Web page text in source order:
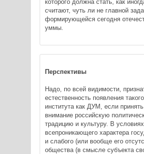
которого должна стать, как
считают, чуть ли не главной
формирующейся сегодня
уммы.
Перспективы
Надо, по всей видимости,
естественность появления такого
института как ДУМ, если
внимание российскую
традицию и культуру. В условиях
всепроникающего характера
и слабого (или вообще его
общества (в смысле субъекта